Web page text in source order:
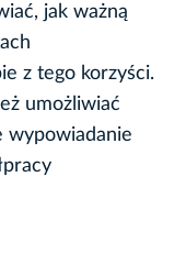
jak ważną
z tego korzyści.
umożliwiać
wypowiadanie